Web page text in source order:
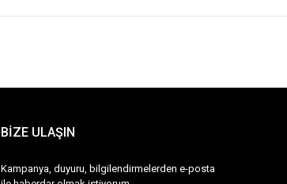
BİZE ULAŞIN
Kampanya, duyuru, bilgilendirmelerden e-posta